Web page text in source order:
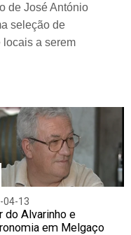
de José António
seleção de
locais a serem
04-13
do Alvarinho e
em Melgaço